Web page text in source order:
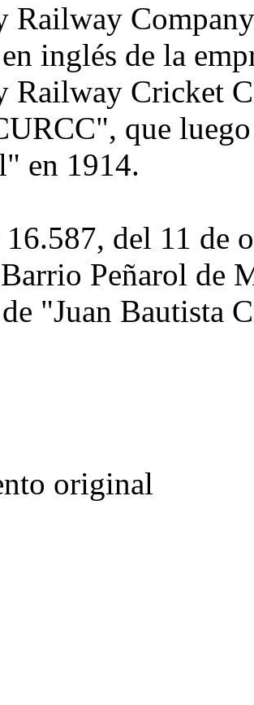
Railway
inglés de la
Railway Cricket
que
en 1914.
del 11 de
Peñarol de
"Juan Bautista
original